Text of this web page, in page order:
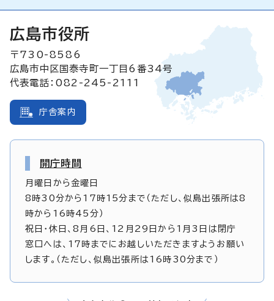
広島市役所
〒730-8586
広島市中区国泰寺町一丁目6番34号
代表電話：082-245-2111
庁舎案内
開庁時間
月曜日から金曜日
8時30分から17時15分まで（ただし、似島出張所は8
時から16時45分）
祝日・休日、8月6日、12月29日から1月3日は閉庁
窓口へは、17時までにお越しいただきますようお願い
します。（ただし、似島出張所は16時30分まで）